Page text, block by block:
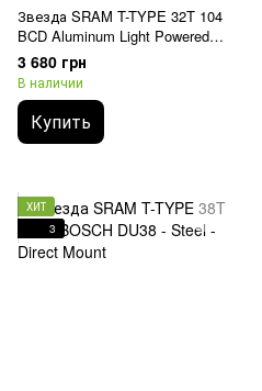
Звезда SRAM T-TYPE 32T 104
BCD Aluminum Light Powered
EMTB Black
3 680 грн
В наличии
Купить
ХИТ
3